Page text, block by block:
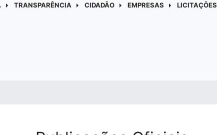
TRANSPARÊNCIA CIDADÃO EMPRESAS LICITAÇÕES